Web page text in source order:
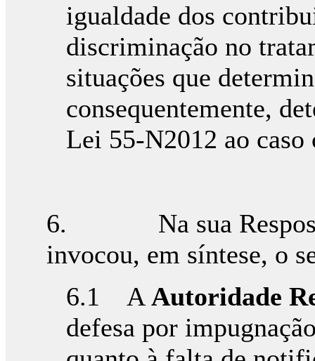
igualdade dos
discriminação no
situações que
consequentemente,
Lei 55-N2012 ao caso
6. Na sua
invocou, em síntese, o
6.1 AAutoridade
defesa por